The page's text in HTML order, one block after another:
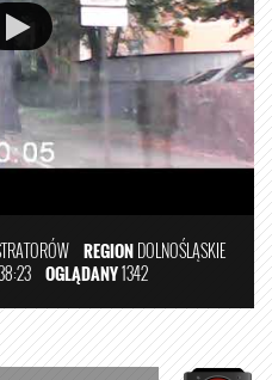
REGIONDOLNOŚLĄSKIE
OGLĄDANY1342